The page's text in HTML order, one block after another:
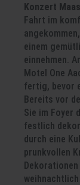
Konzert
Fahrt im
einem
einnehmen.
Motel One
fertig, bevor
Bereits vor
Sie im Foyer
festlich
durch eine
prunkvollen